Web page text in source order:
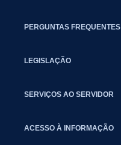
PERGUNTAS FREQUENTES
LEGISLAÇÃO
SERVIÇOS AO SERVIDOR
ACESSO À INFORMAÇÃO